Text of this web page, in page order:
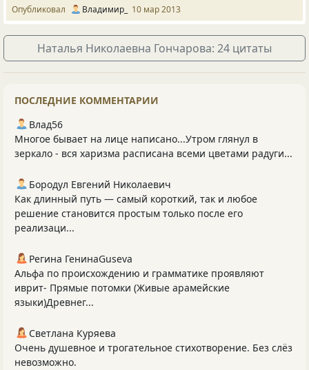
Опубликовал Владимир_ 10 мар 2013
Наталья Николаевна Гончарова: 24 цитаты
ПОСЛЕДНИЕ КОММЕНТАРИИ
Влад56
Многое бывает на лице написано...Утром глянул в
зеркало - вся харизма расписана всеми цветами радуги...
Бородул Евгений Николаевич
Как длинный путь — самый короткий, так и любое
решение становится простым только после его
реализаци...
Регина ГенинаGuseva
Альфа по происхождению и грамматике проявляют
иврит- Прямые потомки (Живые арамейские
языки)Древнег...
Светлана Куряева
Очень душевное и трогательное стихотворение. Без слёз
невозможно.